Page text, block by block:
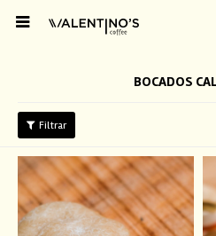

BOCADOS